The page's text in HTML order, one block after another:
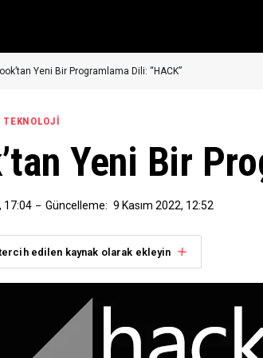
Yeni Bir Programlama Dili: “HACK”
TEKNOLOJI
Yeni Bir
17:04 Güncelleme: 9 Kasım 2022, 12:52
edilen kaynak olarak ekleyin